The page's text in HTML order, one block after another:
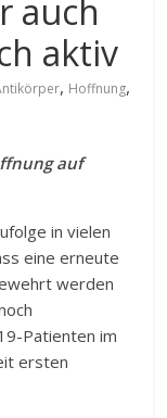
auch
aktiv
, Hoffnung,
auf
in vielen
eine erneute
werden
Patienten im
ersten